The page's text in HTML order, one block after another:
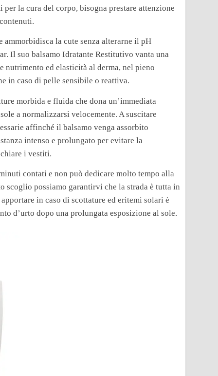
la cura del corpo, bisogna prestare attenzione
ammorbidisca la cute senza alterarne il pH
Il suo balsamo Idratante Restitutivo vanta una
ed elasticità al derma, nel pieno
in caso di pelle sensibile o reattiva.
morbida e fluida che dona un’immediata
a normalizzarsi velocemente. A suscitare
affinché il balsamo venga assorbito
intenso e prolungato per evitare la
i vestiti.
contati e non può dedicare molto tempo alla
scoglio possiamo garantirvi che la strada è tutta in
in caso di scottature ed eritemi solari è
d’urto dopo una prolungata esposizione al sole.